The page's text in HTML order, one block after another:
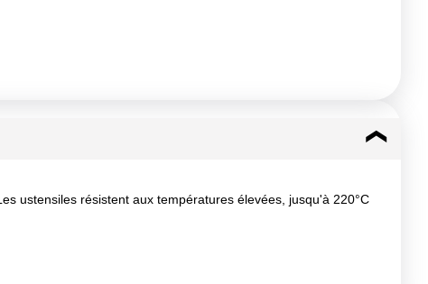
ustensiles résistent aux températures élevées, jusqu'à 220°C